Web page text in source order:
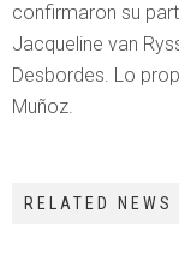
confirmaron su
Jacqueline van
Desbordes. Lo
Muñoz.
RELATED NEWS